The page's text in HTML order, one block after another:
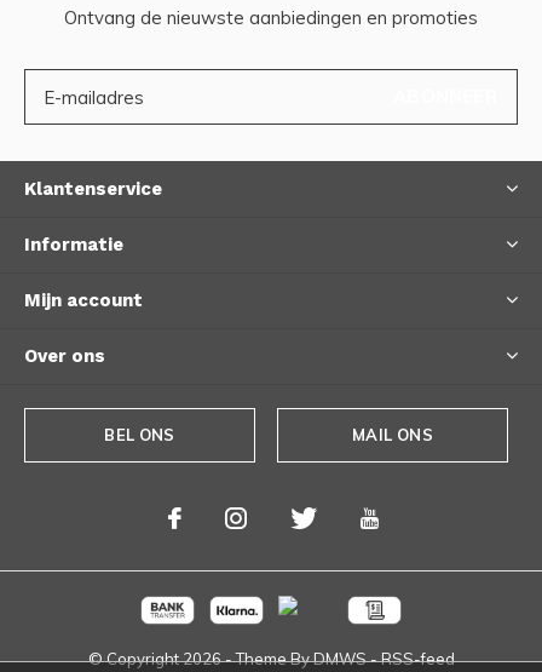
Ontvang de nieuwste aanbiedingen en promoties
Klantenservice
Informatie
Mijn account
Over ons
BEL ONS MAIL ONS
© Copyright2026- Theme ByDMWS-RSS-feed